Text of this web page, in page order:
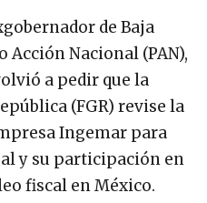
de Baja
Nacional (PAN),
a pedir que la
(FGR) revise la
Ingemar para
y su participación en
fiscal en México.